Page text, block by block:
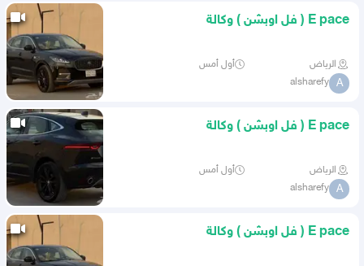
E pace ( فل اوبشن ) وكالة
الرياض أول أمس
A
alsharefy
E pace ( فل اوبشن ) وكالة
الرياض أول أمس
A
alsharefy
E pace ( فل اوبشن ) وكالة